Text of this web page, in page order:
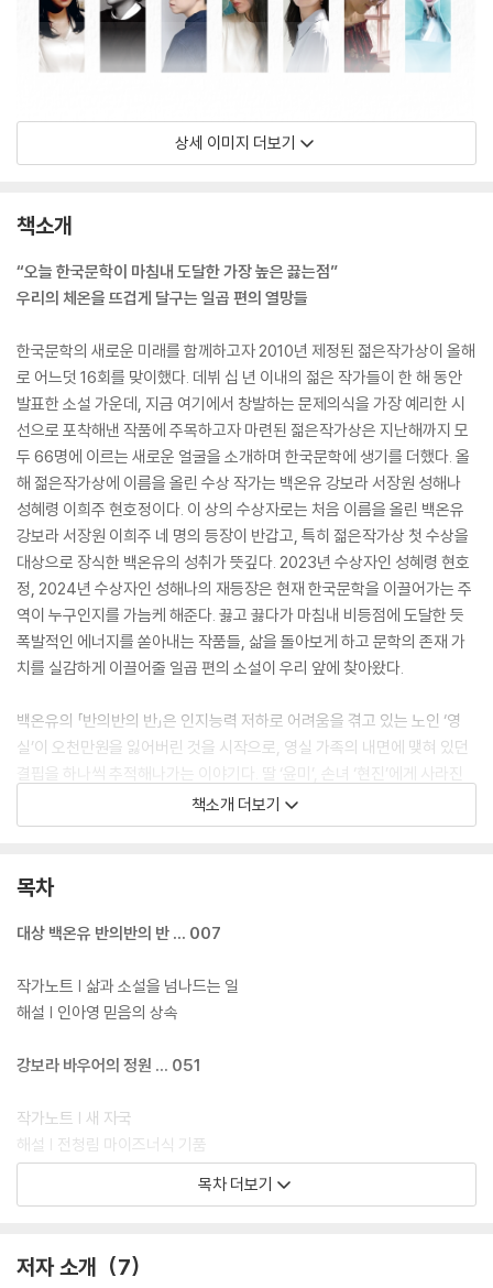
상세 이미지 더보기
책소개
“오늘 한국문학이 마침내 도달한 가장 높은 끓는점”
우리의 체온을 뜨겁게 달구는 일곱 편의 열망들
한국문학의 새로운 미래를 함께하고자 2010년 제정된 젊은작가상이 올해
로 어느덧 16회를 맞이했다. 데뷔 십 년 이내의 젊은 작가들이 한 해 동안
발표한 소설 가운데, 지금 여기에서 창발하는 문제의식을 가장 예리한 시
선으로 포착해낸 작품에 주목하고자 마련된 젊은작가상은 지난해까지 모
두 66명에 이르는 새로운 얼굴을 소개하며 한국문학에 생기를 더했다. 올
해 젊은작가상에 이름을 올린 수상 작가는 백온유 강보라 서장원 성해나
성혜령 이희주 현호정이다. 이 상의 수상자로는 처음 이름을 올린 백온유
강보라 서장원 이희주 네 명의 등장이 반갑고, 특히 젊은작가상 첫 수상을
대상으로 장식한 백온유의 성취가 뜻깊다. 2023년 수상자인 성혜령 현호
정, 2024년 수상자인 성해나의 재등장은 현재 한국문학을 이끌어가는 주
역이 누구인지를 가늠케 해준다. 끓고 끓다가 마침내 비등점에 도달한 듯
폭발적인 에너지를 쏟아내는 작품들, 삶을 돌아보게 하고 문학의 존재 가
치를 실감하게 이끌어줄 일곱 편의 소설이 우리 앞에 찾아왔다.
백온유의 「반의반의 반」은 인지능력 저하로 어려움을 겪고 있는 노인 ‘영
실’이 오천만원을 잃어버린 것을 시작으로, 영실 가족의 내면에 맺혀 있던
결핍을 하나씩 추적해나가는 이야기다. 딸 ‘윤미’, 손녀 ‘현진’에게 사라진
돈은 박탈당한 기회처럼 감각되는 한편 범인으로 추정되는 요양보호사 ‘수
경’을 끝까지 비호하는 영실의 태도는 혈육이 아닌 타인에게 의지할 수밖
생한 인물 표현과 상황의 여러 면을 접고 접어 들여다보는 신중함까지 적
금희)는 평과 함께 대상작으로 선정되었다.
강보라의 「바우어의 정원」은 세 차례의 유산 후 재기를 꿈꾸는 배우 ‘은
화’가 자신의 상처를 동료 ‘정림’의 상처로 각색해 무대에 올리라는 주문에
되는 일의 숭고함을 아픈 문장으로 그려낸 작품이다.
서장원의 「리틀 프라이드」는 탑 수술을 거친 트랜스남성 ‘토미’와 키가 작
아 사지연장술을 감행하는 남성 ‘오스틴’의 일화를 펼쳐 보이면서 서로가
실감하는 여러 같음과 다름 사이, 섣부른 이해와 위태로운 균열이 발생하
는 순간을 유려하고 적확한 문장으로 그려낸다.
를 빚은 영화감독 ‘김곤’과 그를 추종하는 모임 ‘길티 클럽’이라는, 실제로
책소개 더보기
목차
대상 백온유 반의반의 반 … 007
작가노트 | 삶과 소설을 넘나드는 일
해설 | 인아영 믿음의 상속
강보라 바우어의 정원 … 051
작가노트 | 새 자국
해설 | 전청림 마이즈너식 기품
해설 | 안세진 동지이자 동료, 그러나 전우는 아닌
목차 더보기
저자 소개 7